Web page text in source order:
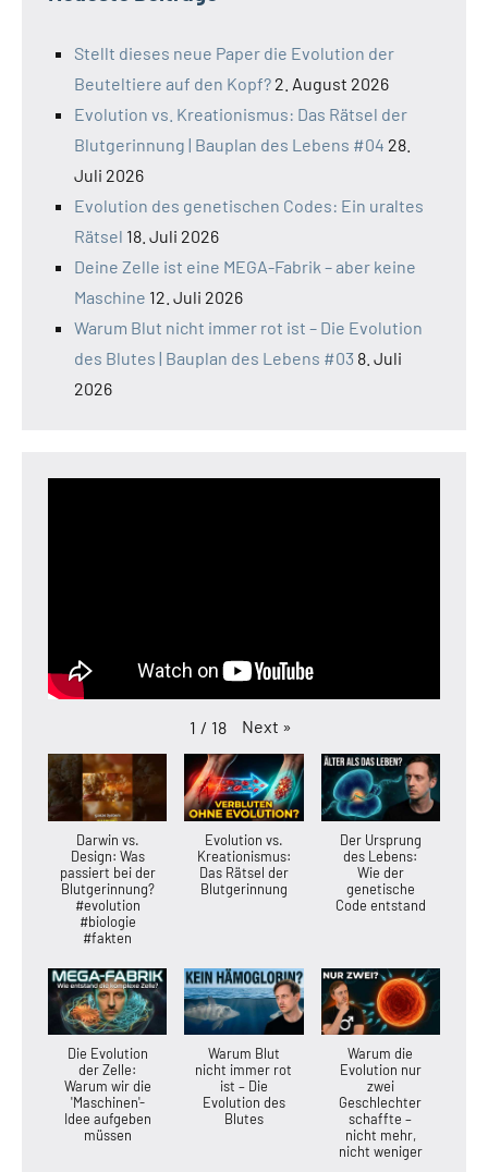
Stellt dieses neue Paper die Evolution der
Beuteltiere auf den Kopf? 2. August 2026
Evolution vs. Kreationismus: Das Rätsel der
Blutgerinnung | Bauplan des Lebens #04 28.
Juli 2026
Evolution des genetischen Codes: Ein uraltes
Rätsel 18. Juli 2026
Deine Zelle ist eine MEGA-Fabrik – aber keine
Maschine 12. Juli 2026
Warum Blut nicht immer rot ist – Die Evolution
des Blutes | Bauplan des Lebens #03 8. Juli
2026
1 / 18 Next »
Darwin vs.
Design: Was
passiert bei der
Blutgerinnung?
#evolution
#biologie
#fakten
Evolution vs.
Kreationismus:
Das Rätsel der
Blutgerinnung
Der Ursprung
des Lebens:
Wie der
genetische
Code entstand
Die Evolution
der Zelle:
Warum wir die
'Maschinen'-
Idee aufgeben
müssen
Warum Blut
nicht immer rot
ist – Die
Evolution des
Blutes
Warum die
Evolution nur
zwei
Geschlechter
schaffte –
nicht mehr,
nicht weniger